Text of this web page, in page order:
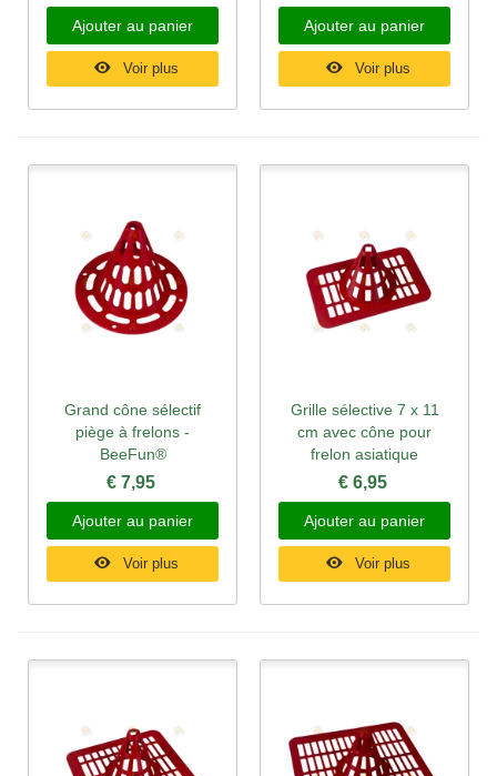
Ajouter au panier
Voir plus
Ajouter au panier
Voir plus
Grand cône sélectif
piège à frelons -
BeeFun®
€ 7,95
Ajouter au panier
Voir plus
Grille sélective 7 x 11
cm avec cône pour
frelon asiatique
€ 6,95
Ajouter au panier
Voir plus